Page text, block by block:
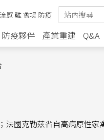
感雞 禽場 防疫
防疫夥伴 產業重建 Q&A
二年一月六日生效；法國
；法國克勒茲省自高病原
國克勒茲省自高病原性